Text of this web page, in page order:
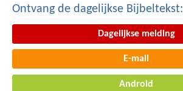
Ontvang de dagelijkse Bijbeltekst:
Dagelijkse melding
E-mail
Android